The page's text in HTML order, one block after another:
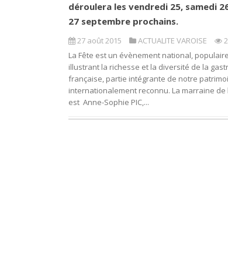
déroulera les vendredi 25, samedi
27 septembre prochains.
27 août 2015 ACTUALITE VAROISE
La Fête est un évènement national,
illustrant la richesse et la diversité de la
française, partie intégrante de notre
internationalement reconnu. La marraine de
est Anne-Sophie PIC,...